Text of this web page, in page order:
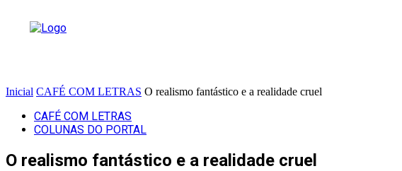
Inicial CAFÉ COM LETRAS O realismo fantástico e a realidade cruel
CAFÉ COM LETRAS
COLUNAS DO PORTAL
O realismo fantástico e a realidade cruel